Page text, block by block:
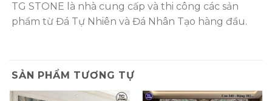
TG STONE là nhà cung cấp và thi công các sản
phẩm từ Đá Tự Nhiên và Đá Nhân Tạo hàng đầu.
SẢN PHẨM TƯƠNG TỰ